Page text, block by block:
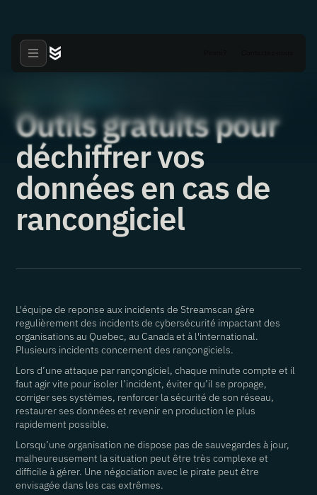
Outils gratuits pour
déchiffrer vos
données en cas de
rancongiciel
L'équipe de reponse aux incidents de Streamscan gère
regulièrement des incidents de cybersécurité impactant des
organisations au Quebec, au Canada et à l'international.
Plusieurs incidents concernent des rançongiciels.
Lors d’une attaque par rançongiciel, chaque minute compte et il
faut agir vite pour isoler l’incident, éviter qu’il se propage,
corriger ses systèmes, renforcer la sécurité de son réseau,
restaurer ses données et revenir en production le plus
rapidement possible.
Lorsqu’une organisation ne dispose pas de sauvegardes à jour,
malheureusement la situation peut être très complexe et
difficile à gérer. Une négociation avec le pirate peut être
envisagée dans les cas extrêmes.